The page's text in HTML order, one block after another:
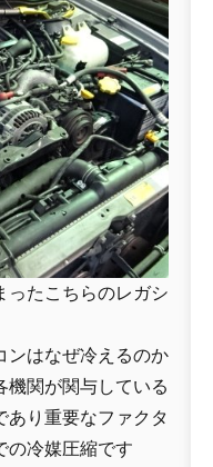
ったこちらのレガシ
ンはなぜ冷えるのか
機関が関与している
あり重要なファクタ
の冷媒圧縮です